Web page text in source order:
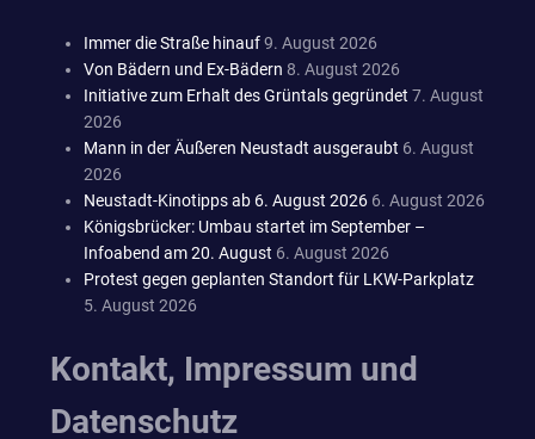
Immer die Straße hinauf9. August 2026
Von Bädern und Ex-Bädern 8. August 2026
Initiative zum Erhalt des Grüntals gegründet 7. August
2026
Mann in der Äußeren Neustadt ausgeraubt 6. August
2026
Neustadt-Kinotipps ab 6. August 2026 6. August 2026
Königsbrücker: Umbau startet im September –
Infoabend am 20. August 6. August 2026
Protest gegen geplanten Standort für LKW-Parkplatz
5. August 2026
Kontakt, Impressum und
Datenschutz